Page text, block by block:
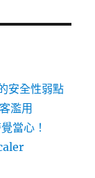
安全性弱點
濫用
當心！